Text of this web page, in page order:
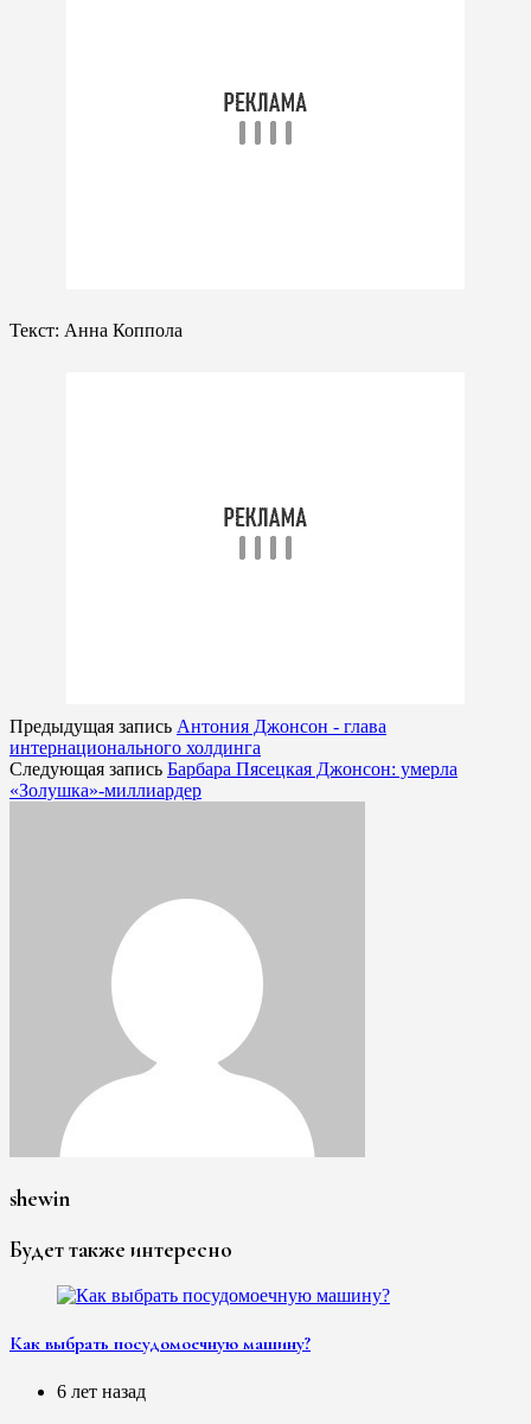
Текст: Анна Коппола
Предыдущая запись Антония Джонсон - глава
интернационального холдинга
Следующая запись Барбара Пясецкая Джонсон: умерла
«Золушка»-миллиардер
shewin
Будет также интересно
Как выбрать посудомоечную машину?
6 лет назад